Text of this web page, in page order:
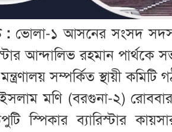
: ভোলা-১ আসনের সংসদ সদস্য
আন্দালিভ রহমান
সম্পর্কিত স্থায়ী কমিটি
মণি (বরগুনা-২) রোববার
স্পিকার ব্যারিস্টার